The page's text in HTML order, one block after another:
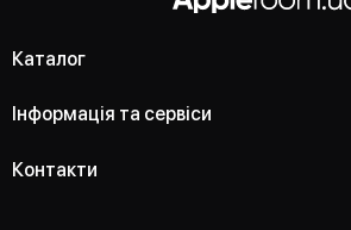
Каталог
Інформація та сервіси
Контакти